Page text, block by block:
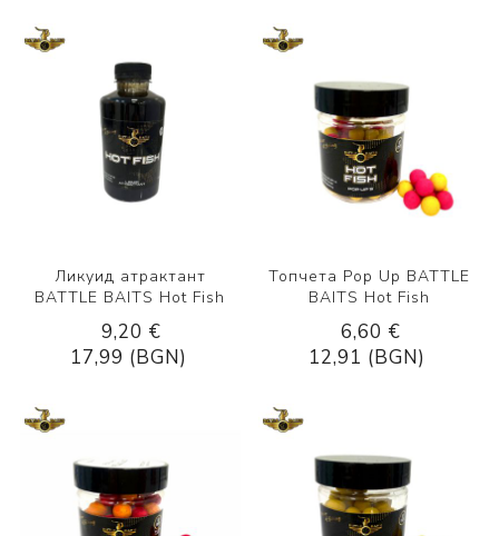
Ликуид атрактант
BATTLE BAITS Hot Fish
9,20 €
17,99 (BGN)
Топчета Pop Up BATTLE
BAITS Hot Fish
6,60 €
12,91 (BGN)